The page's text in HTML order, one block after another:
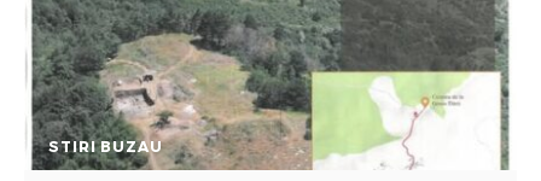
STIRI BUZAU